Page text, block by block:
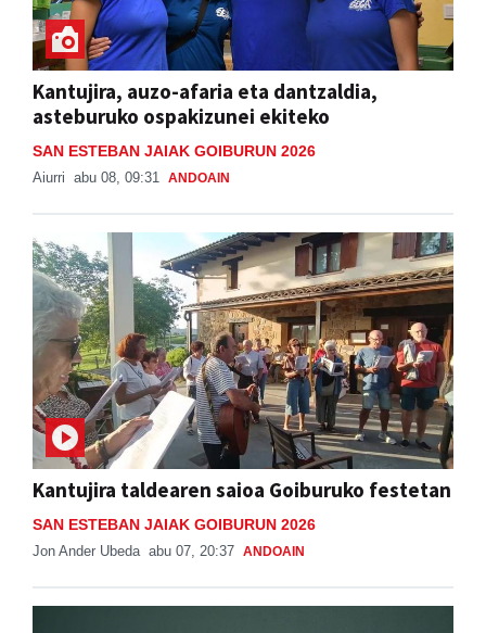
Kantujira, auzo-afaria eta dantzaldia,
asteburuko ospakizunei ekiteko
SAN ESTEBAN JAIAK GOIBURUN 2026
Aiurri abu 08, 09:31 ANDOAIN
Kantujira taldearen saioa Goiburuko festetan
SAN ESTEBAN JAIAK GOIBURUN 2026
Jon Ander Ubeda abu 07, 20:37 ANDOAIN